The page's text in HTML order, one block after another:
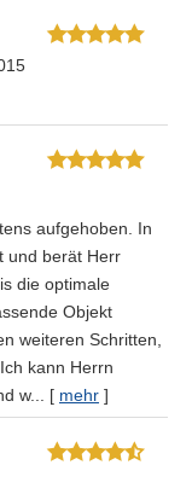
aufgehoben. In
und berät Herr
die optimale
Objekt
weiteren Schritten,
kann Herrn
w... [ mehr ]